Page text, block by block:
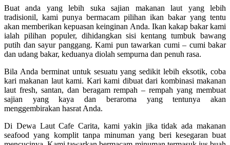
Buat anda yang lebih suka sajian makanan laut yang lebih
tradisionil, kami punya bermacam pilihan ikan bakar yang tentu
akan memberikan kepuasan keinginan Anda. Ikan kakap bakar kami
ialah pilihan populer, dihidangkan sisi kentang tumbuk bawang
putih dan sayur panggang. Kami pun tawarkan cumi – cumi bakar
dan udang bakar, keduanya diolah sempurna dan penuh rasa.
Bila Anda berminat untuk sesuatu yang sedikit lebih eksotik, coba
kari makanan laut kami. Kari kami dibuat dari kombinasi makanan
laut fresh, santan, dan beragam rempah – rempah yang membuat
sajian yang kaya dan beraroma yang tentunya akan
menggembirakan hasrat Anda.
Di Dewa Laut Cafe Carita, kami yakin jika tidak ada makanan
seafood yang komplit tanpa minuman yang beri kesegaran buat